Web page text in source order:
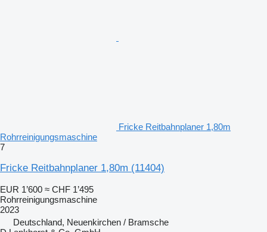
Fricke Reitbahnplaner 1,80m
Rohrreinigungsmaschine
7
Fricke Reitbahnplaner 1,80m (11404)
EUR 1’600 ≈ CHF 1’495
Rohrreinigungsmaschine
2023
Deutschland, Neuenkirchen / Bramsche